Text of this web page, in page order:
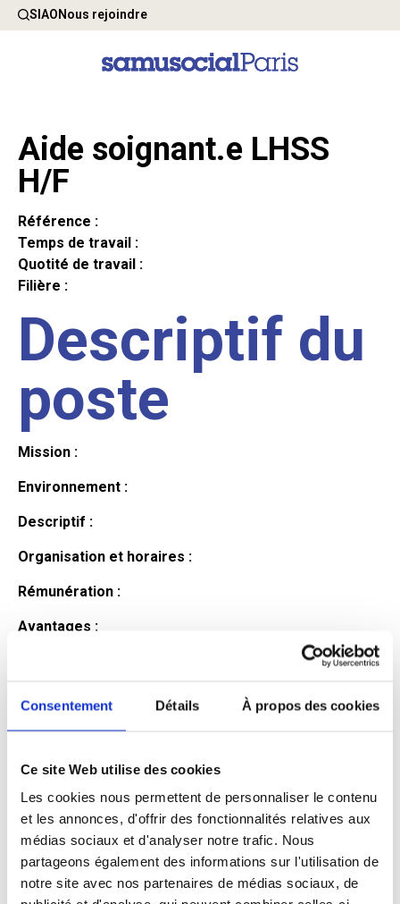
Consentement Détails À propos des cookies
Ce site Web utilise des cookies
Les cookies nous permettent de personnaliser le contenu
et les annonces, d'offrir des fonctionnalités relatives aux
médias sociaux et d'analyser notre trafic. Nous
partageons également des informations sur l'utilisation de
notre site avec nos partenaires de médias sociaux, de
SIAONous rejoindre
Aide soignant.e LHSS
H/F
Référence :
Temps de travail :
Quotité de travail :
Filière :
Descriptif du
poste
Mission :
Environnement :
Descriptif :
Organisation et horaires :
Rémunération :
Avantages :
Profil du
candidat
Qualifications et diplômes :
Profil recherché :
Expérience :